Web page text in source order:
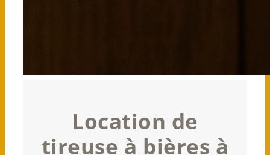
Location de
tireuse à bières à